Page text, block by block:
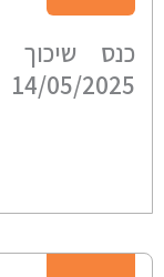
14/05/2025